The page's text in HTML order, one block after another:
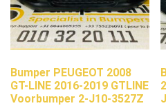
Bumper PEUGEOT 2008
GT-LINE 2016-2019 GTLINE
Voorbumper 2-J10-3527Z